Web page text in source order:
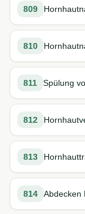
809
810
811 Spülung
812
813
814 Abdecken